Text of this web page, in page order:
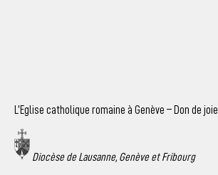
L’Eglise catholique romaine à Genève – Don de joie
Diocèse de Lausanne, Genève et Fribourg